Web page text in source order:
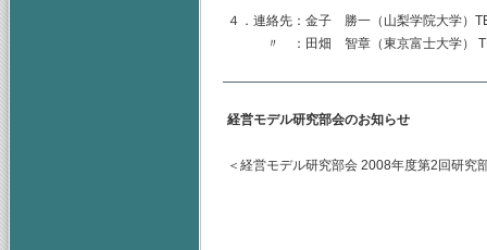
４．連絡先：金子 勝一（山梨学院大学）
〃 ：田畑 智章（東京富士大学）
経営モデル研究部会のお知らせ
＜経営モデル研究部会 2008年度第2回研究